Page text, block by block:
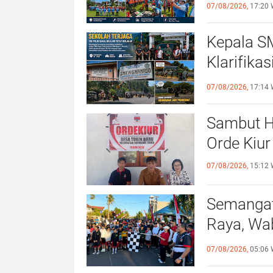
07/08/2026, 17:20
Kepala
Dijaga
07/08/2026, 17:14
Sambut
Orde Kiur
07/08/2026, 15:12
Raya,
Sehat
07/08/2026, 05:06